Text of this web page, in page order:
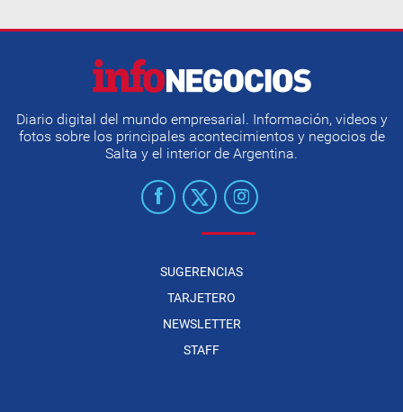
Diario digital del mundo empresarial. Información, videos y
fotos sobre los principales acontecimientos y negocios de
Salta y el interior de Argentina.
SUGERENCIAS
TARJETERO
NEWSLETTER
STAFF